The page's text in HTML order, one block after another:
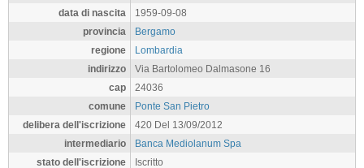
data di nascita
1959-09-08
provincia
Bergamo
regione
Lombardia
indirizzo
Via Bartolomeo Dalmasone 16
cap
24036
comune
Ponte San Pietro
delibera dell'iscrizione
420 Del 13/09/2012
intermediario
Banca Mediolanum Spa
stato dell'iscrizione
Iscritto